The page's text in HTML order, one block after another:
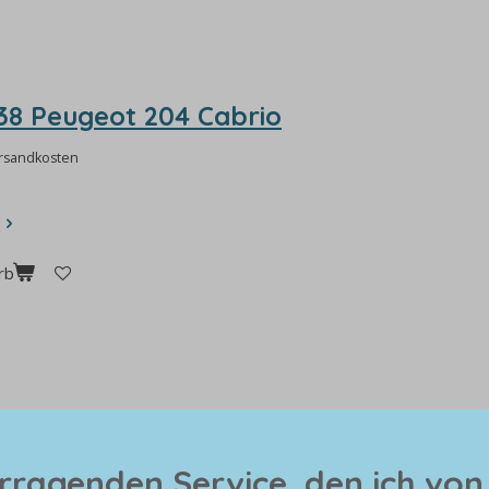
Peugeot 204 Cabrio